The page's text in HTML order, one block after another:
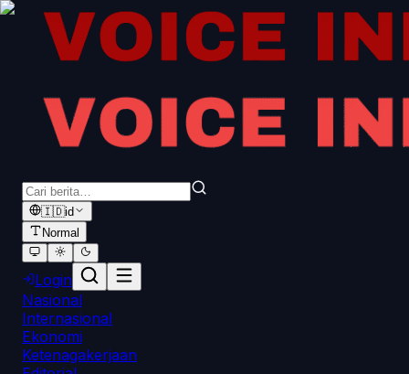
🇮🇩id
Normal
Login
Nasional
Internasional
Ekonomi
Ketenagakerjaan